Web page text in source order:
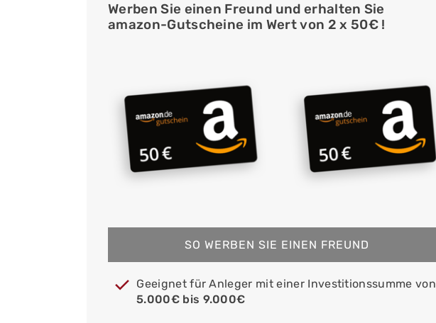
Werben Sie einen Freund und erhalten Sie
amazon-Gutscheine im Wert von 2 x 50€ !
SO WERBEN SIE EINEN FREUND
Geeignet für Anleger mit einer Investitionssumme von
5.000€ bis 9.000€